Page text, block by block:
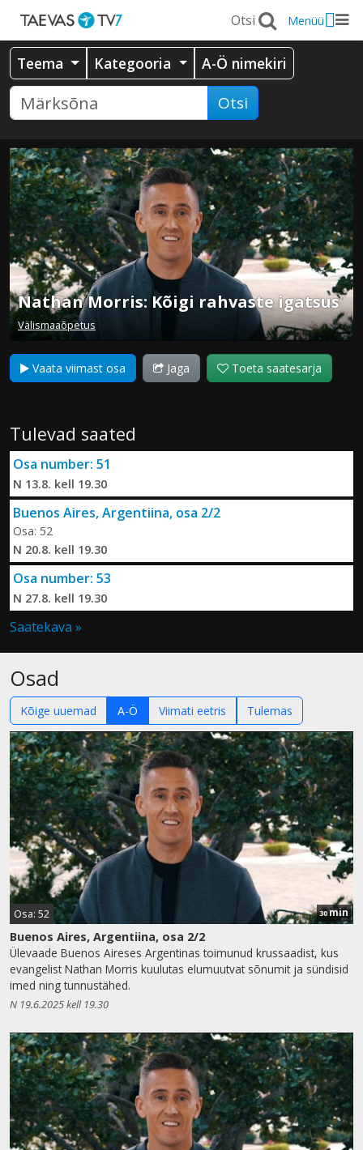
Menüü
Teema Kategooria A-Ö nimekiri
Otsi
Nathan Morris: Kõigi rahvaste igatsus
Välismaaõpetus
Vaata viimast osa Jaga Toeta saatesarja
Tulevad saated
Osa number: 51
N 13.8. kell 19.30
Buenos Aires, Argentiina, osa 2/2
Osa: 52
N 20.8. kell 19.30
Osa number: 53
N 27.8. kell 19.30
Saatekava »
Osad
Kõige uuemad A-Ö Viimati eetris Tulemas
Osa: 52 30min
Buenos Aires, Argentiina, osa 2/2
Ülevaade Buenos Aireses Argentinas toimunud krussaadist, kus
evangelist Nathan Morris kuulutas elumuutvat sõnumit ja sündisid
imed ning tunnustähed.
N 19.6.2025 kell 19.30